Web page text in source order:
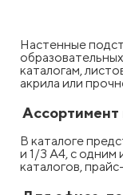
Настенные
каталогам,
акрила или
Ассортимент
В каталоге
и 1/3 А4, с одним
каталогов,